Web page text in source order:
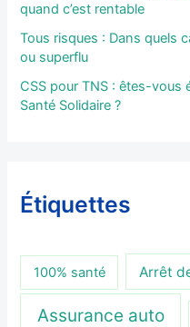
quand c’est rentable
Tous risques : Dans quels
ou superflu
CSS pour TNS : êtes-vous
Santé Solidaire ?
Étiquettes
100% santé Arrêt
Assurance auto